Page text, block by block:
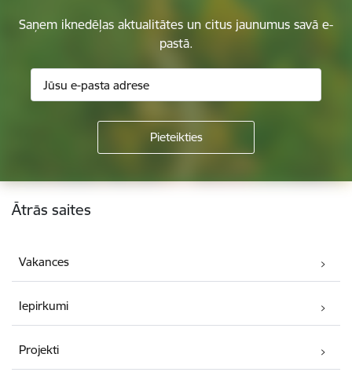
Saņem iknedēļas aktualitātes un citus jaunumus savā e-
pastā.
Kājene
Ātrās saites
Vakances
Iepirkumi
Projekti